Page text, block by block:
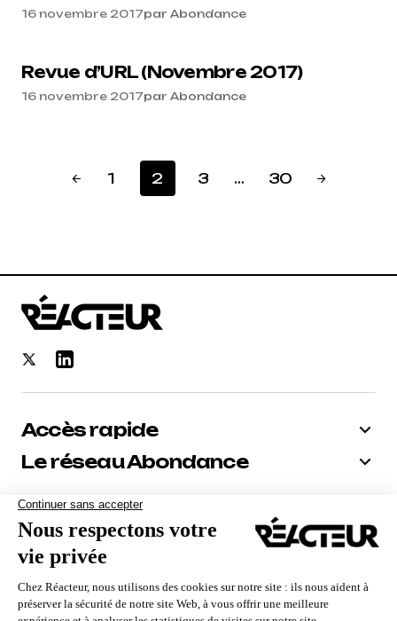
16 novembre 2017par Abondance
Revue d’URL (Novembre 2017)
16 novembre 2017par Abondance
1 2 3 … 30
Accès rapide
Le réseau Abondance
Bénéficiez de -10% sur tous nos
abonnements
Recevoir le code
Nous utilisons des cookies pour vous garantir la meilleure